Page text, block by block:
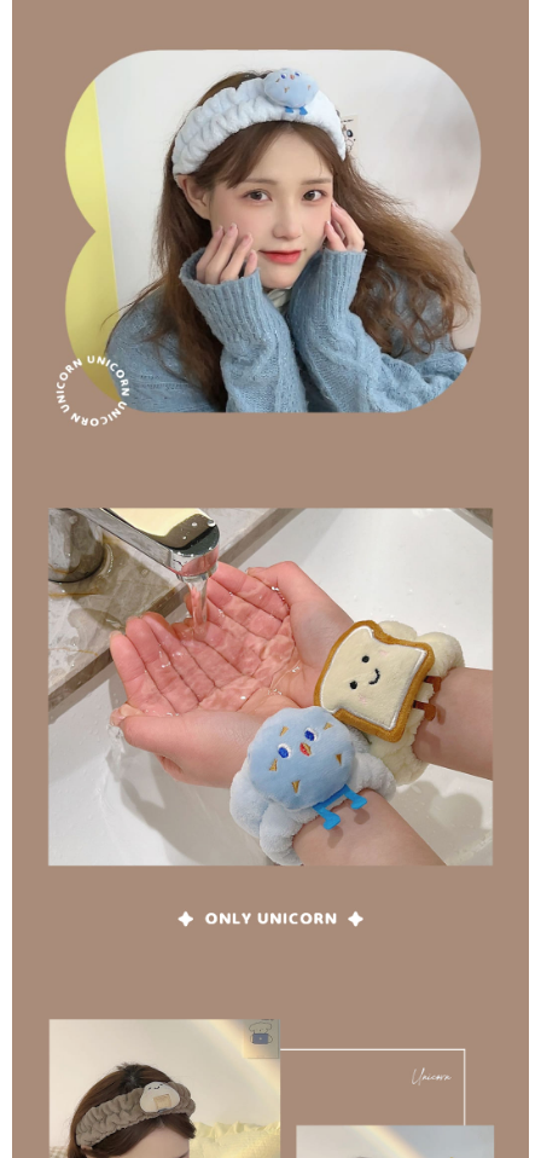
untuk mengesahkan transaksi atau jika tidak lulus semakan, pesanan
akan dibatalkan secara automatik. Jika terdapat situasi "pindah untuk
semakan khusus" yang tidak lulus, ini menunjukkan bahawa sistem
penilaian tidak mencukupi, tiada penjelasan mengenai kandungan
penilaian boleh diberikan.
【Penerangan Kaedah Pembayaran】
1. Pembayaran ansuran tidak digabungkan dalam bil telekomunikasi,
"Pembayaran Ansuran Gogo" akan menghantar SMS peringatan
pembayaran selepas tarikh penyelesaian bulanan.
2. Melalui pautan SMS untuk membuka bil, anda boleh memilih untuk
membayar melalui "Kod bar kedai serbaneka / Kedai rasmi Taiwan
Mobile / Pemindahan bank / Pembayaran J街口 / iPASS MONEY" dan
saluran lain.
【Nota Penting】
1. Perkhidmatan ini disediakan oleh "Taiwan Mobile Co., Ltd." untuk
membolehkan pengguna membeli produk atau perkhidmatan melalui
2. Berdasarkan tujuan kontrak persetujuan pembayaran menggunakan
"Pembayaran Ansuran Gogo", kedai akan memberikan maklumat peribadi
anda (termasuk nama, telefon atau alamat) kepada Taiwan Mobile untuk
pengumpulan, pemprosesan dan penggunaan, untuk pengesahan,
semakan dan pembetulan data yang diperlukan untuk bil ansuran oleh
Taiwan Mobile.
3. Sila baca syarat perkhidmatan pengguna secara lengkap melalui
pautan berikut: https://oppay.tw/userRule